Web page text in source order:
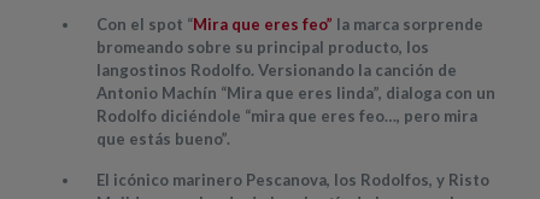
Con el spot “Mira que eres feo” la marca sorprende
bromeando sobre su principal producto, los
langostinos Rodolfo. Versionando la canción de
Antonio Machín “Mira que eres linda”, dialoga con un
Rodolfo diciéndole “mira que eres feo…, pero mira
que estás bueno”.
El icónico marinero Pescanova, los Rodolfos, y Risto